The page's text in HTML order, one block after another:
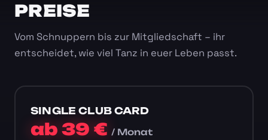
PREISE
Vom Schnuppern bis zur Mitgliedschaft – ihr
entscheidet, wie viel Tanz in euer Leben passt.
SINGLE CLUB CARD
ab 39 €/ Monat